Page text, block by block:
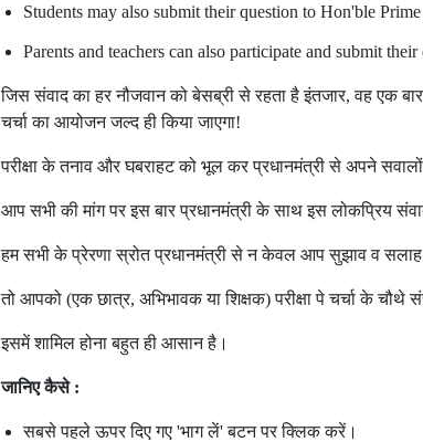
Students may also submit their question to Hon'ble
Parents and teachers can also participate and submit
जिस संवाद का हर नौजवान को बेसब्री से रहता है इंतजार, वह एक
चर्चा का आयोजन जल्द ही किया जाएगा!
परीक्षा के तनाव और घबराहट को भूल कर प्रधानमंत्री से अपने
आप सभी की मांग पर इस बार प्रधानमंत्री के साथ इस लोकप्रिय
हम सभी के प्रेरणा स्रोत प्रधानमंत्री से न केवल आप सुझाव व
तो आपको (एक छात्र, अभिभावक या शिक्षक) परीक्षा पे चर्चा के चौथे
इसमें शामिल होना बहुत ही आसान है।
जानिए कैसे :
सबसे पहले ऊपर दिए गए 'भाग लें' बटन पर क्लिक करें।